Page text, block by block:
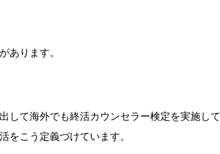
あります。
して海外でも終活カウンセラー検定を実施して
をこう定義づけています。